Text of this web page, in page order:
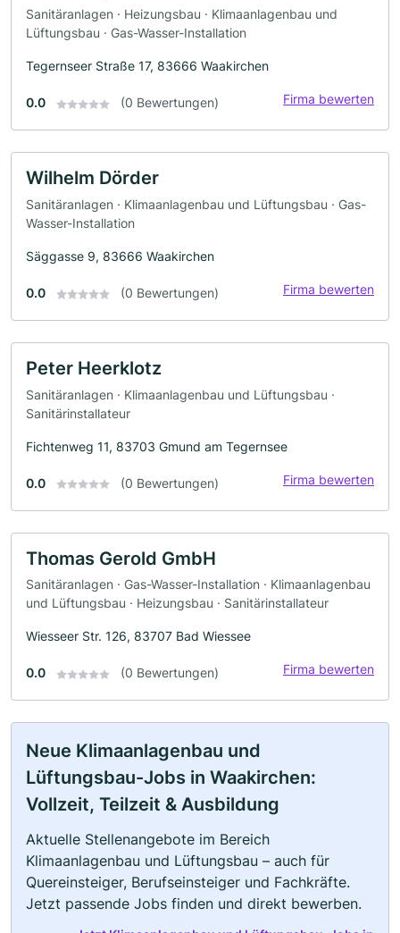
Sanitäranlagen · Heizungsbau · Klimaanlagenbau und
Lüftungsbau · Gas-Wasser-Installation
Tegernseer Straße 17, 83666 Waakirchen
0.0 (0 Bewertungen) Firma bewerten
Wilhelm Dörder
Sanitäranlagen · Klimaanlagenbau und Lüftungsbau · Gas-
Wasser-Installation
Säggasse 9, 83666 Waakirchen
0.0 (0 Bewertungen) Firma bewerten
Peter Heerklotz
Sanitäranlagen · Klimaanlagenbau und Lüftungsbau ·
Sanitärinstallateur
Fichtenweg 11, 83703 Gmund am Tegernsee
0.0 (0 Bewertungen) Firma bewerten
Thomas Gerold GmbH
Sanitäranlagen · Gas-Wasser-Installation · Klimaanlagenbau
und Lüftungsbau · Heizungsbau · Sanitärinstallateur
Wiesseer Str. 126, 83707 Bad Wiessee
0.0 (0 Bewertungen) Firma bewerten
Neue Klimaanlagenbau und
Lüftungsbau-Jobs in Waakirchen:
Vollzeit, Teilzeit & Ausbildung
Aktuelle Stellenangebote im Bereich
Klimaanlagenbau und Lüftungsbau – auch für
Quereinsteiger, Berufseinsteiger und Fachkräfte.
Jetzt passende Jobs finden und direkt bewerben.